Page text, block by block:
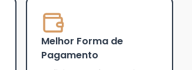
Melhor Forma de
Pagamento